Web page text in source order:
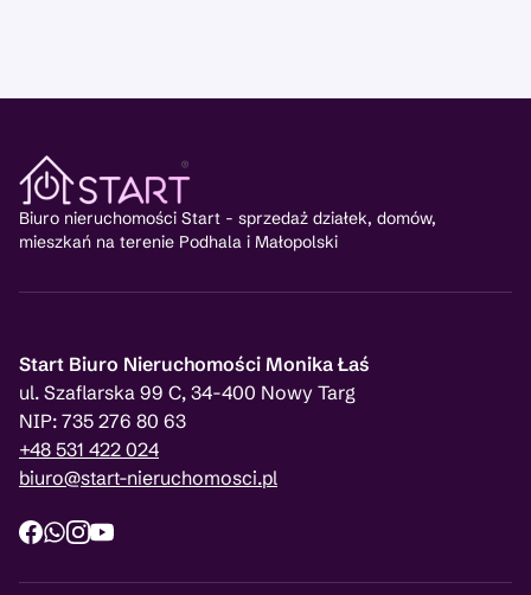
Biuro nieruchomości Start - sprzedaż działek, domów,
mieszkań na terenie Podhala i Małopolski
Start Biuro Nieruchomości Monika Łaś
ul. Szaflarska 99 C, 34-400 Nowy Targ
NIP: 735 276 80 63
+48 531 422 024
biuro@start-nieruchomosci.pl